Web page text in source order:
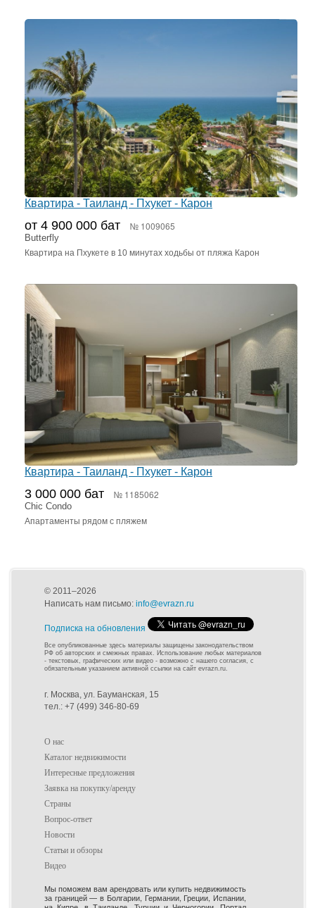
Квартира - Таиланд - Пхукет - Карон
от 4 900 000 бат № 1009065
Butterfly
Квартира на Пхукете в 10 минутах ходьбы от пляжа Карон
Квартира - Таиланд - Пхукет - Карон
3 000 000 бат № 1185062
Chic Condo
Апартаменты рядом с пляжем
© 2011–2026
Написать нам письмо: info@evrazn.ru
Подписка на обновления
Все опубликованные здесь материалы защищены законодательством
РФ об авторских и смежных правах. Использование любых материалов
- текстовых, графических или видео - возможно с нашего согласия, с
обязательным указанием активной ссылки на сайт evrazn.ru.
г. Москва, ул. Бауманская, 15
тел.: +7 (499) 346-80-69
О нас
Каталог недвижимости
Интересные предложения
Заявка на покупку/аренду
Страны
Вопрос-ответ
Новости
Статьи и обзоры
Видео
Мы поможем вам арендовать или купить недвижимость
за границей — в Болгарии, Германии, Греции, Испании,